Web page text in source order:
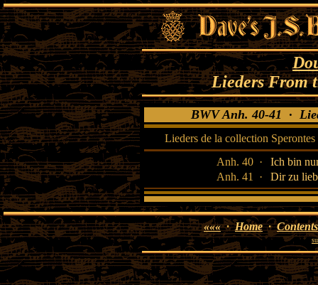
Lieders From
BWV Anh. 40-41 ·
Lieders de la collection Sperontes
Anh. 40 ·
Ich bin
Anh. 41 ·
Dir zu
«««·Home·Contents